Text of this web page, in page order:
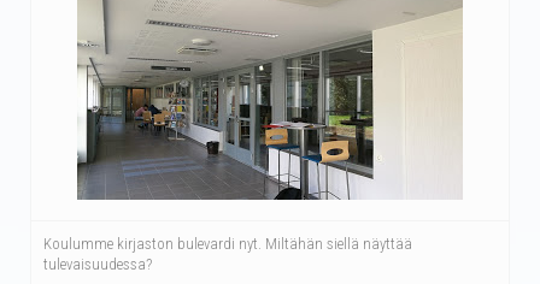
Koulumme kirjaston bulevardi nyt. Miltähän siellä näyttää
tulevaisuudessa?